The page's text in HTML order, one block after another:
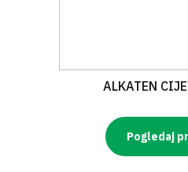
ALKATEN
Pogledaj